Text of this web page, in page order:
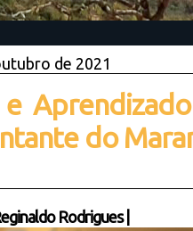
de 2021
e
do
Rodrigues